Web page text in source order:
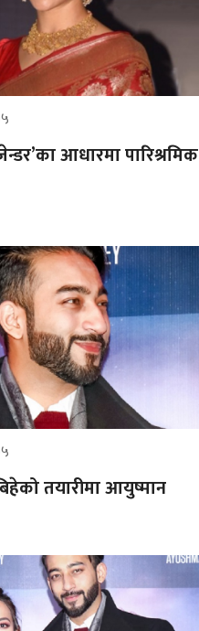
आधारमा पारिश्रमिक
तयारीमा आयुष्मान